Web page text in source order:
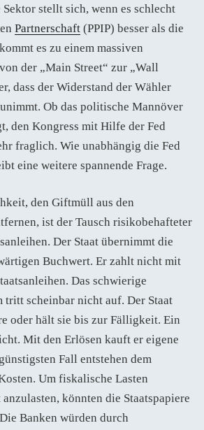
stellt sich, wenn es schlecht
Partnerschaft (PPIP) besser als die
es zu einem massiven
der „Main Street“ zur „Wall
dass der Widerstand der Wähler
Ob das politische Mannöver
den Kongress mit Hilfe der Fed
fraglich. Wie unabhängig die Fed
eine weitere spannende Frage.
den Giftmüll aus den
ist der Tausch risikobehafteter
Der Staat übernimmt die
Buchwert. Er zahlt nicht mit
Das schwierige
tritt scheinbar nicht auf. Der Staat
oder hält sie bis zur Fälligkeit. Ein
Mit den Erlösen kauft er eigene
Fall entstehen dem
Um fiskalische Lasten
könnten die Staatspapiere
Banken würden durch